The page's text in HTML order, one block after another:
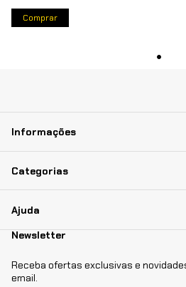
Comprar
Informações
Categorias
Ajuda
Newsletter
Receba ofertas exclusivas e
email.